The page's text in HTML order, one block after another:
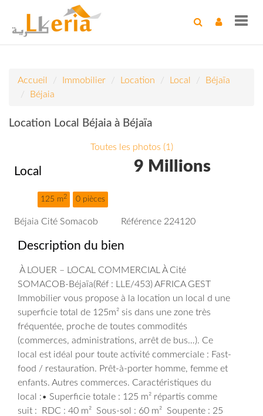
Accueil Immobilier Location Local
Béjaïa
Béjaia
Location Local Béjaia à Béjaïa
Toutes les photos (1)
Local
125 m2 0 pièces
9 Millions
Béjaia Cité Somacob Référence 224120
Description du bien
À LOUER – LOCAL COMMERCIAL À Cité
SOMACOB-Béjaïa(Réf : LLE/453) AFRICA GEST
Immobilier vous propose à la location un local d une
superficie total de 125m² sis dans une zone très
fréquentée, proche de toutes commodités
(commerces, administrations, arrêt de bus…). Ce
local est idéal pour toute activité commerciale : Fast-
food / restauration. Prêt-à-porter homme, femme et
enfants. Autres commerces. Caractéristiques du
local :• Superficie totale : 125 m² répartis comme
suit :
RDC : 40 m² Sous-sol : 60 m² Soupente : 25